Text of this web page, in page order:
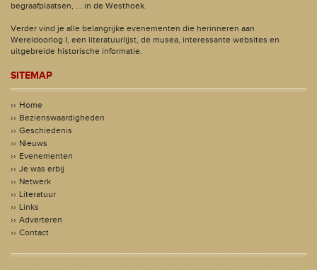
begraafplaatsen, ... in de Westhoek.
Verder vind je alle belangrijke evenementen die herinneren aan
Wereldoorlog I, een literatuurlijst, de musea, interessante websites en
uitgebreide historische informatie.
SITEMAP
Home
Bezienswaardigheden
Geschiedenis
Nieuws
Evenementen
Je was erbij
Netwerk
Literatuur
Links
Adverteren
Contact